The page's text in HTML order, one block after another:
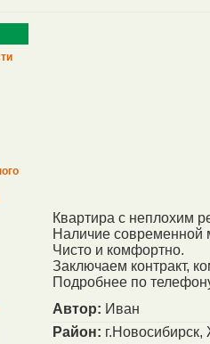
Квартира с неплохим
Наличие современной
Чисто и комфортно.
Заключаем контракт,
Подробнее по
Автор: Иван
Район: